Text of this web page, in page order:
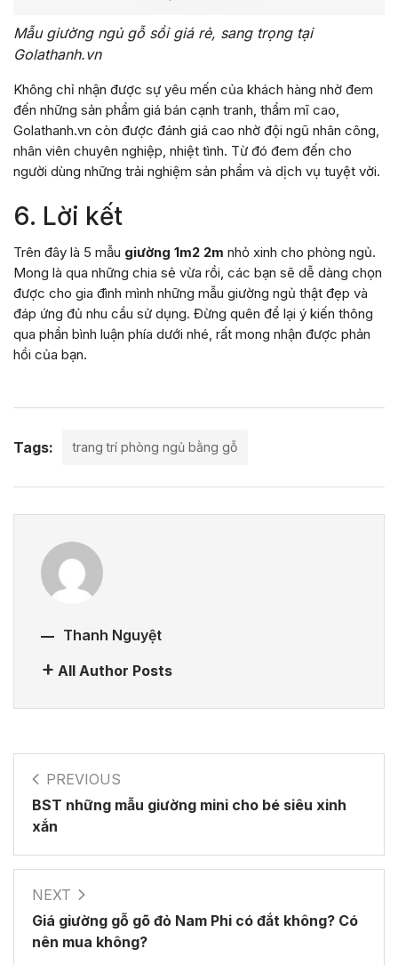
Mẫu giường ngủ gỗ sồi giá rẻ, sang trọng tại
Golathanh.vn
Không chỉ nhận được sự yêu mến của khách hàng nhờ đem
đến những sản phẩm giá bán cạnh tranh, thẩm mĩ cao,
Golathanh.vn còn được đánh giá cao nhờ đội ngũ nhân công,
nhân viên chuyên nghiệp, nhiệt tình. Từ đó đem đến cho
người dùng những trải nghiệm sản phẩm và dịch vụ tuyệt vời.
6. Lời kết
Trên đây là 5 mẫu giường 1m2 2m nhỏ xinh cho phòng ngủ.
Mong là qua những chia sẻ vừa rồi, các bạn sẽ dễ dàng chọn
được cho gia đình mình những mẫu giường ngủ thật đẹp và
đáp ứng đủ nhu cầu sử dụng. Đừng quên để lại ý kiến thông
qua phần bình luận phía dưới nhé, rất mong nhận được phản
hồi của bạn.
Tags: trang trí phòng ngủ bằng gỗ
Thanh Nguyệt
All Author Posts
PREVIOUS
BST những mẫu giường mini cho bé siêu xinh
xắn
NEXT
Giá giường gỗ gõ đỏ Nam Phi có đắt không? Có
nên mua không?